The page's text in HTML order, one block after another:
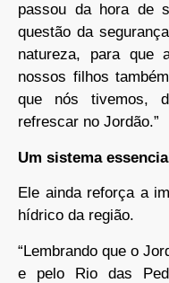
passou da hora de
questão da
natureza, para que
nossos filhos
que nós tivemos,
refrescar no Jordão.”
Um sistema
Ele ainda reforça a
hídrico da região.
“Lembrando que o
e pelo Rio das